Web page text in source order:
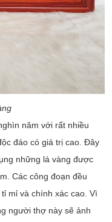
năm với rất nhiều
đáo có giá trị cao. Đây
những lá vàng được
Các công đoạn đều
mỉ và chính xác cao. Vì
người thợ này sẽ ảnh